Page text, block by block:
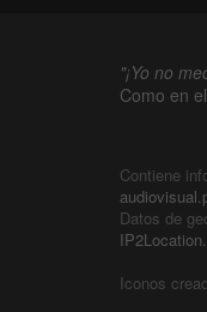
"¡Yo no
Como en
Contiene
Datos de
Iconos